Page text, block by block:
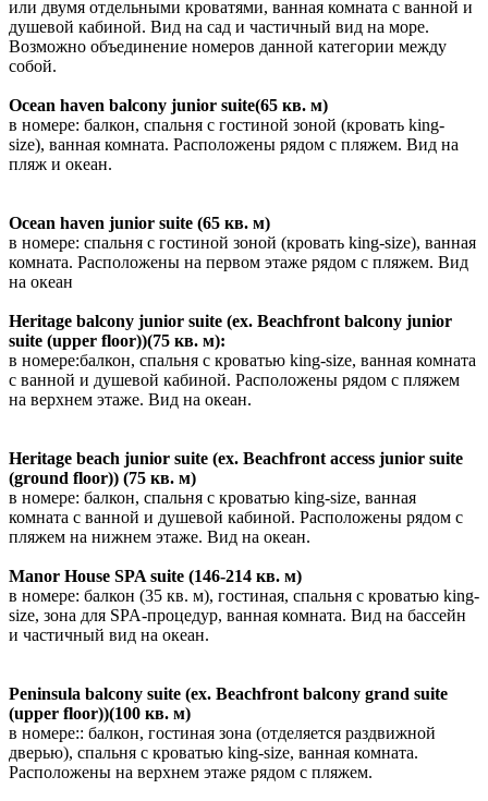
или двумя отдельными кроватями, ванная комната с ванной и
душевой кабиной. Вид на сад и частичный вид на море.
Возможно объединение номеров данной категории между
собой.
Ocean haven balcony junior suite(65 кв. м)
в номере: балкон, спальня с гостиной зоной (кровать king-
size), ванная комната. Расположены рядом с пляжем. Вид на
пляж и океан.
Ocean haven junior suite (65 кв. м)
в номере: спальня с гостиной зоной (кровать king-size), ванная
комната. Расположены на первом этаже рядом с пляжем. Вид
на океан
Heritage balcony junior suite (ex. Beachfront balcony junior
suite (upper floor))(75 кв. м):
в номере:балкон, спальня с кроватью king-size, ванная комната
с ванной и душевой кабиной. Расположены рядом с пляжем
на верхнем этаже. Вид на океан.
Heritage beach junior suite (ex. Beachfront access junior suite
(ground floor)) (75 кв. м)
в номере: балкон, спальня с кроватью king-size, ванная
комната с ванной и душевой кабиной. Расположены рядом с
пляжем на нижнем этаже. Вид на океан.
Manor House SPA suite (146-214 кв. м)
в номере: балкон (35 кв. м), гостиная, спальня с кроватью king-
size, зона для SPA-процедур, ванная комната. Вид на бассейн
и частичный вид на океан.
Peninsula balcony suite (ex. Beachfront balcony grand suite
(upper floor))(100 кв. м)
в номере:: балкон, гостиная зона (отделяется раздвижной
дверью), спальня с кроватью king-size, ванная комната.
Расположены на верхнем этаже рядом с пляжем.